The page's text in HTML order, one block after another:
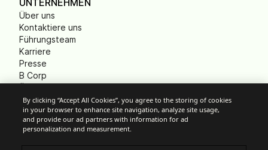
UNTERNEHMEN
Über uns
Kontaktiere uns
Führungsteam
Karriere
Presse
B Corp
Gemeinnützige
Organisationen (NPO)
By clicking “Accept All Cookies”, you agree to the storing of cookies
in your browser to enhance site navigation, analyze site usage,
and provide our ad partners with information for ad
personalization and measurement.